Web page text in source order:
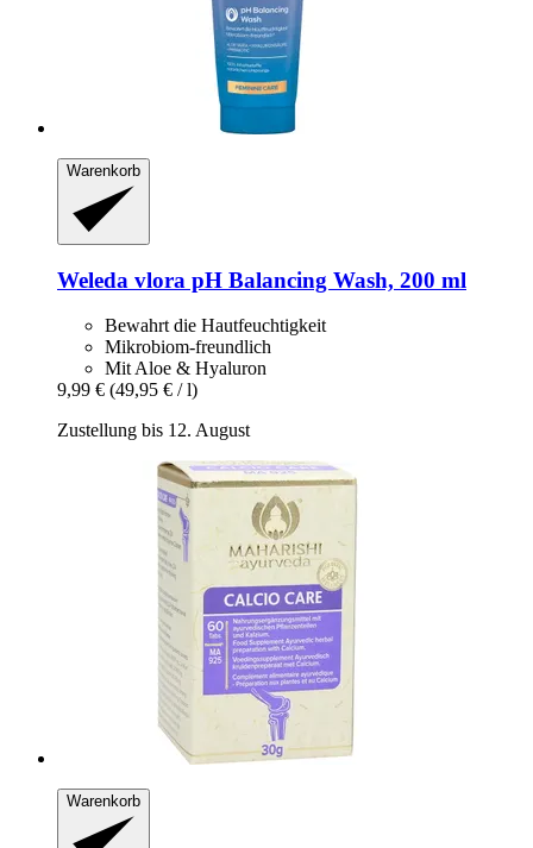
Warenkorb
Weleda vlora pH Balancing Wash, 200 ml
Bewahrt die Hautfeuchtigkeit
Mikrobiom-freundlich
Mit Aloe & Hyaluron
9,99 € (49,95 € / l)
Zustellung bis 12. August
Warenkorb